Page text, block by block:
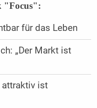
"Focus":
für das Leben
„Der Markt ist
attraktiv ist